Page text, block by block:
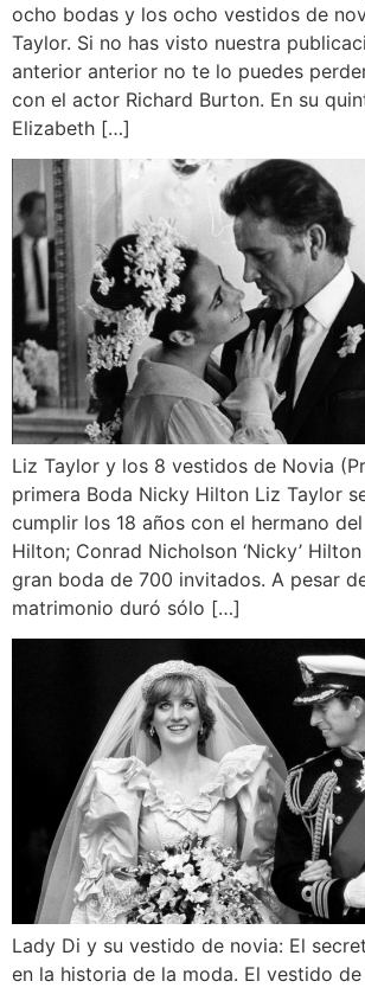
ocho bodas y los ocho vestidos de
Taylor. Si no has visto nuestra
anterior anterior no te lo puedes
con el actor Richard Burton. En su
Elizabeth […]
Liz Taylor y los 8 vestidos de Novia
primera Boda Nicky Hilton Liz Taylor
cumplir los 18 años con el hermano
Hilton; Conrad Nicholson ‘Nicky’
gran boda de 700 invitados. A pesar
matrimonio duró sólo […]
Lady Di y su vestido de novia: El
en la historia de la moda. El vestido